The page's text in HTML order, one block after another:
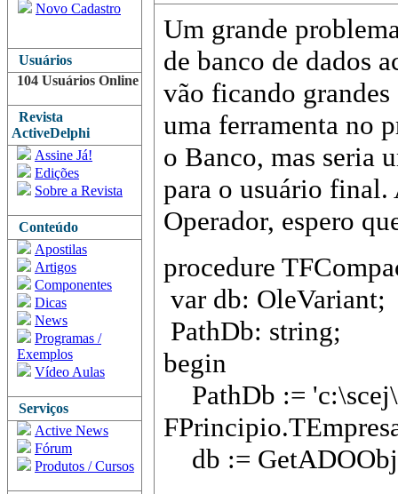
Novo Cadastro
Usuários
104 Usuários Online
Revista
ActiveDelphi
Assine Já!
Edições
Sobre a Revista
Conteúdo
Apostilas
Artigos
Componentes
Dicas
News
Programas /
Exemplos
Vídeo Aulas
Serviços
Active News
Fórum
Produtos / Cursos
Um grande
de banco de dados
vão ficando
uma ferramenta no
o Banco, mas seria
para o usuário
Operador, espero
procedure
var db: OleVariant;
PathDb: string;
begin
PathDb :=
db :=